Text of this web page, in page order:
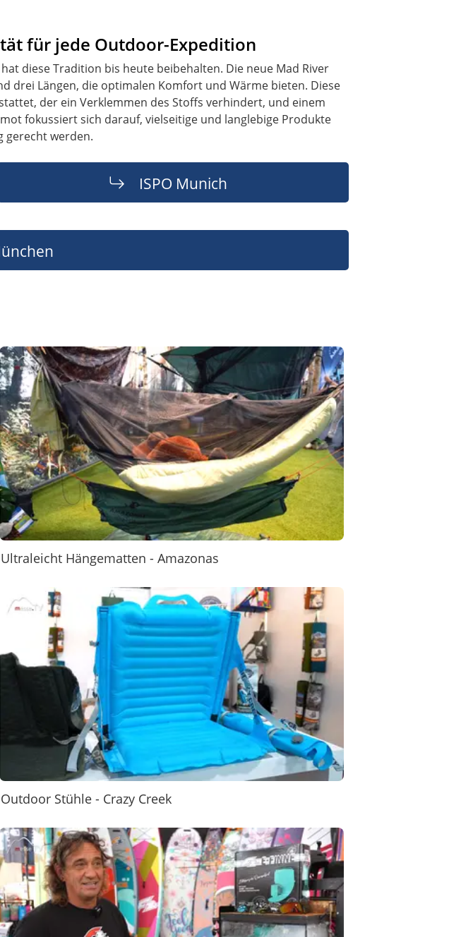
für jede Outdoor-Expedition
diese Tradition bis heute beibehalten. Die neue Mad River
drei Längen, die optimalen Komfort und Wärme bieten. Diese
der ein Verklemmen des Stoffs verhindert, und einem
fokussiert sich darauf, vielseitige und langlebige Produkte
gerecht werden.
ISPO Munich
Ultraleicht Hängematten - Amazonas
Outdoor Stühle - Crazy Creek